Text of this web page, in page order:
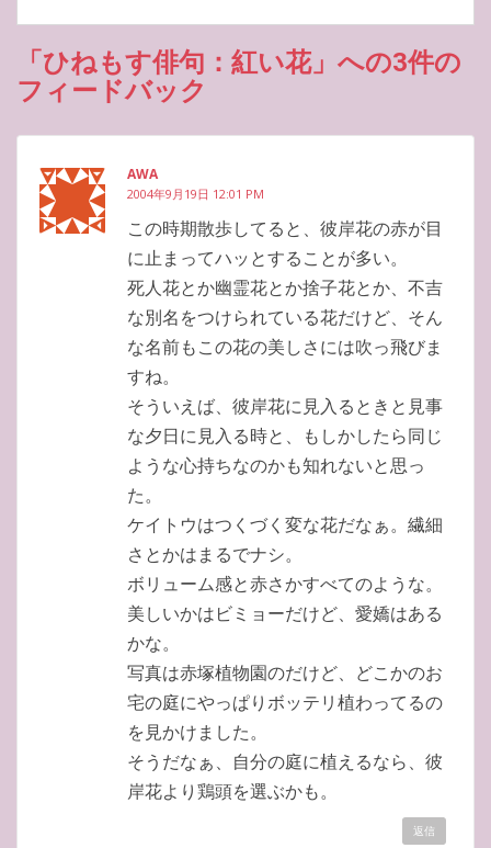
「ひねもす俳句：紅い花」への3件の
フィードバック
AWA
2004年9月19日 12:01 PM
この時期散歩してると、彼岸花の赤が目
に止まってハッとすることが多い。
死人花とか幽霊花とか捨子花とか、不吉
な別名をつけられている花だけど、そん
な名前もこの花の美しさには吹っ飛びま
すね。
そういえば、彼岸花に見入るときと見事
な夕日に見入る時と、もしかしたら同じ
ような心持ちなのかも知れないと思っ
た。
ケイトウはつくづく変な花だなぁ。繊細
さとかはまるでナシ。
ボリューム感と赤さかすべてのような。
美しいかはビミョーだけど、愛嬌はある
かな。
写真は赤塚植物園のだけど、どこかのお
宅の庭にやっぱりボッテリ植わってるの
を見かけました。
そうだなぁ、自分の庭に植えるなら、彼
岸花より鶏頭を選ぶかも。
返信